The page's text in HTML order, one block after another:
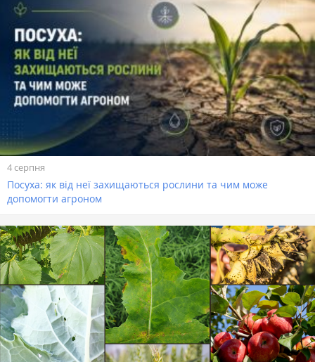
4 серпня
Посуха: як від неї захищаються рослини та чим може
допомогти агроном